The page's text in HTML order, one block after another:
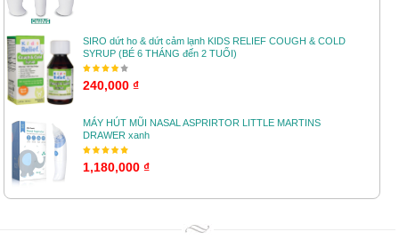
SIRO dứt ho & dứt cảm lạnh KIDS RELIEF COUGH & COLD
SYRUP (BÉ 6 THÁNG đến 2 TUỔI)
240,000 ₫
MÁY HÚT MŨI NASAL ASPRIRTOR LITTLE MARTINS
DRAWER xanh
1,180,000 ₫